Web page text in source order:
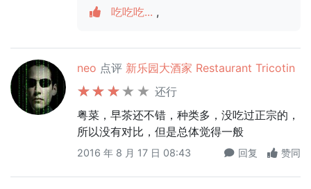
吃吃吃... ,
neo 点评 新乐园大酒家 Restaurant Tricotin
还行
粤菜，早茶还不错，种类多，没吃过正宗的，
所以没有对比，但是总体觉得一般
2016 年 8 月 17 日 08:43 回复 赞同